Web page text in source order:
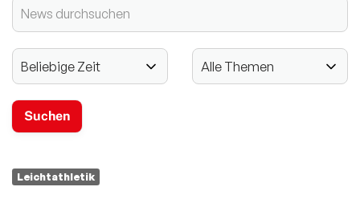
Leichtathletik
2024 - 125-jähriges Jubiläum
Mitglieder-Service
Verantwortung